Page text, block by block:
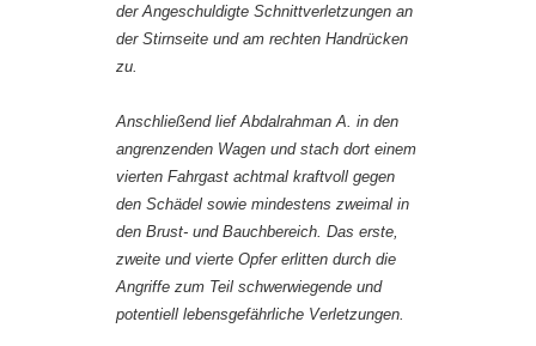
der Angeschuldigte Schnittverletzungen an
der Stirnseite und am rechten Handrücken
zu.
Anschließend lief Abdalrahman A. in den
angrenzenden Wagen und stach dort einem
vierten Fahrgast achtmal kraftvoll gegen
den Schädel sowie mindestens zweimal in
den Brust- und Bauchbereich. Das erste,
zweite und vierte Opfer erlitten durch die
Angriffe zum Teil schwerwiegende und
potentiell lebensgefährliche Verletzungen.